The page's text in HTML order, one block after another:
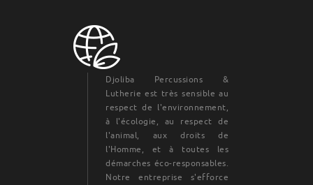
Djoliba Percussions &
Lutherie est très sensible au
respect de l'environnement,
à l'écologie, au respect de
l'animal, aux droits de
l'Homme, et à toutes les
démarches éco-responsables.
Notre entreprise s'efforce